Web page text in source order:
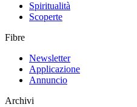
Spiritualità
Scoperte
Fibre
Newsletter
Applicazione
Annuncio
Archivi